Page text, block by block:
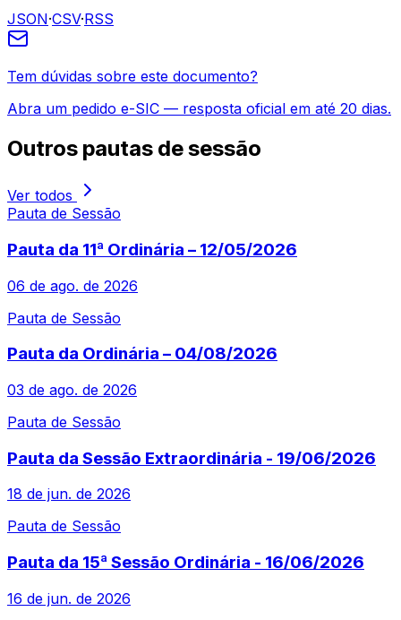
JSON·CSV·RSS
Tem dúvidas sobre este documento?
Abra um pedido e-SIC — resposta oficial em até 20 dias.
Outros pautas de sessão
Ver todos
Pauta de Sessão
Pauta da 11ª Ordinária – 12/05/2026
06 de ago. de 2026
Pauta de Sessão
Pauta da Ordinária – 04/08/2026
03 de ago. de 2026
Pauta de Sessão
Pauta da Sessão Extraordinária - 19/06/2026
18 de jun. de 2026
Pauta de Sessão
Pauta da 15ª Sessão Ordinária - 16/06/2026
16 de jun. de 2026